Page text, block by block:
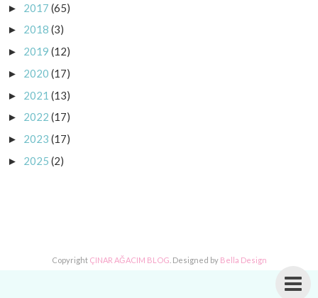
► 2017 (65)
► 2018 (3)
► 2019 (12)
► 2020 (17)
► 2021 (13)
► 2022 (17)
► 2023 (17)
► 2025 (2)
Copyright ÇINAR AĞACIM BLOG . Designed by Bella Design